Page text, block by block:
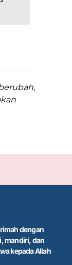
dengan
mandiri, dan
kepada Allah